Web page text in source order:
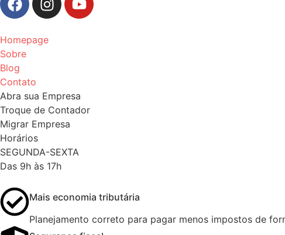
Homepage
Sobre
Blog
Contato
Abra sua Empresa
Troque de Contador
Migrar Empresa
Horários
SEGUNDA-SEXTA
Das 9h às 17h
Mais economia tributária
Planejamento correto para pagar menos impostos de